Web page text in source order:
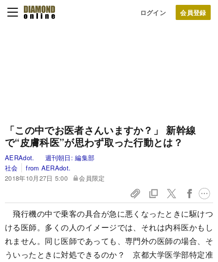
ログイン
「この中でお医者さんいますか？」 新幹線
で“皮膚科医”が思わず取った行動とは？
AERAdot. 週刊朝日:編集部
社会
from AERAdot.
2018年10月27日 5:00
会員限定
飛行機の中で乗客の具合が急に悪くなったときに駆けつ
ける医師。多くの人のイメージでは、それは内科医かもし
れません。同じ医師であっても、専門外の医師の場合、そ
ういったときに対処できるのか？ 京都大学医学部特定准